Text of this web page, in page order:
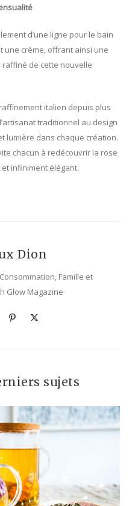
d’une ligne pour le bain
une crème, offrant ainsi une
raffiné de cette nouvelle
italien depuis plus
traditionnel au design
lumière dans chaque création.
chacun à redécouvrir la rose
infiniment élégant.
Dion
Famille et
Glow Magazine
sujets